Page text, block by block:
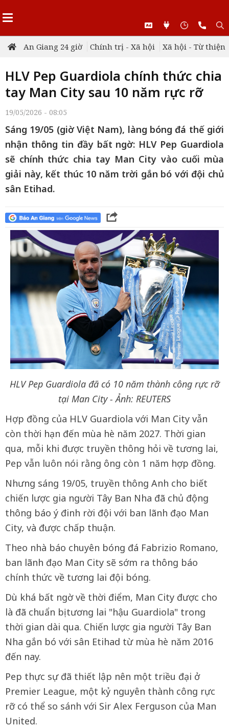
An Giang 24 giờ Chính trị - Xã hội Xã hội - Từ thiện
HLV Pep Guardiola chính thức chia
tay Man City sau 10 năm rực rỡ
19/05/2026 - 08:05
Sáng 19/05 (giờ Việt Nam), làng bóng đá thế giới
nhận thông tin đầy bất ngờ: HLV Pep Guardiola
sẽ chính thức chia tay Man City vào cuối mùa
giải này, kết thúc 10 năm trời gắn bó với đội chủ
sân Etihad.
HLV Pep Guardiola đã có 10 năm thành công rực rỡ
tại Man City - Ảnh: REUTERS
Hợp đồng của HLV Guardiola với Man City vẫn
còn thời hạn đến mùa hè năm 2027. Thời gian
qua, mỗi khi được truyền thông hỏi về tương lai,
Pep vẫn luôn nói rằng ông còn 1 năm hợp đồng.
Nhưng sáng 19/05, truyền thông Anh cho biết
chiến lược gia người Tây Ban Nha đã chủ động
thông báo ý đinh rời đội với ban lãnh đạo Man
City, và được chấp thuận.
Theo nhà báo chuyên bóng đá Fabrizio Romano,
ban lãnh đạo Man City sẽ sớm ra thông báo
chính thức về tương lai đội bóng.
Dù khá bất ngờ về thời điểm, Man City được cho
là đã chuẩn bị tương lai "hậu Guardiola" trong
thời gian dài qua. Chiến lược gia người Tây Ban
Nha gắn bó với sân Etihad từ mùa hè năm 2016
đến nay.
Pep thực sự đã thiết lập nên một triều đại ở
Premier League, một kỷ nguyên thành công rực
rỡ có thể so sánh với Sir Alex Ferguson của Man
United.